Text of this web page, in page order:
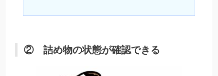
② 詰め物の状態が確認できる